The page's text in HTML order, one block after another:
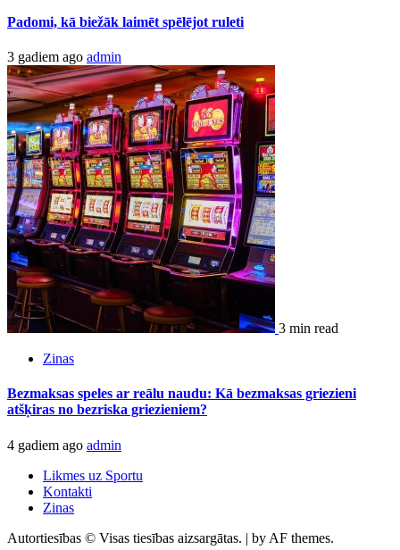
Padomi, kā biežāk laimēt spēlējot ruleti
3 gadiem ago admin
3 min read
Zinas
Bezmaksas speles ar reālu naudu: Kā bezmaksas griezieni
atšķiras no bezriska griezieniem?
4 gadiem ago admin
Likmes uz Sportu
Kontakti
Zinas
Autortiesības © Visas tiesības aizsargātas. | by AF themes.